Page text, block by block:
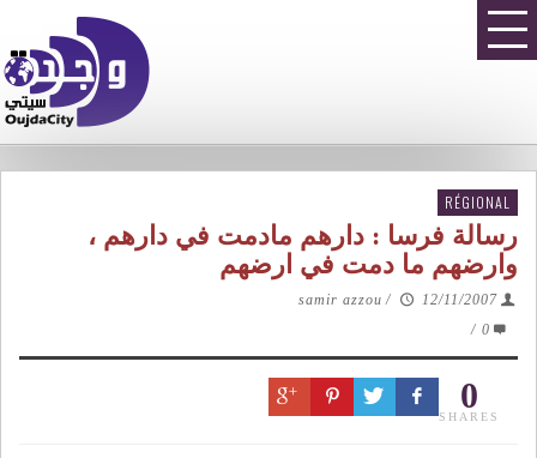
RÉGIONAL
رسالة فرسا : دارهم مادمت في دارهم ،
وارضهم ما دمت في ارضهم
samir azzou /
12/11/2007
0
/
0
SHARES